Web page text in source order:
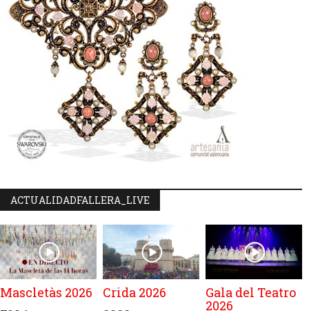
ACTUALIDADFALLERA_LIVE
Mascletàs 2026 Crida 2026 Gala del Teatro
2026